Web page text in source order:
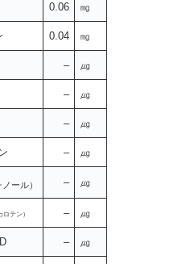
0.06 ㎎
0.04 ㎎
– ㎍
– ㎍
– ㎍
– ㎍
ール） – ㎍
ロテン） – ㎍
– ㎍